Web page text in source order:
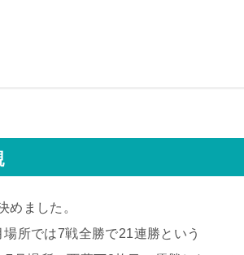
めました。
所では7戦全勝で21連勝という